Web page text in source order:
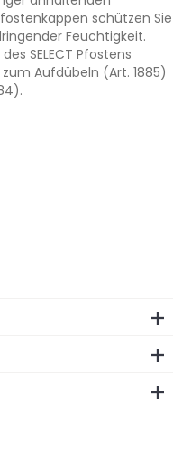
schützen Sie
Feuchtigkeit.
SELECT Pfostens
Aufdübeln (Art. 1885)